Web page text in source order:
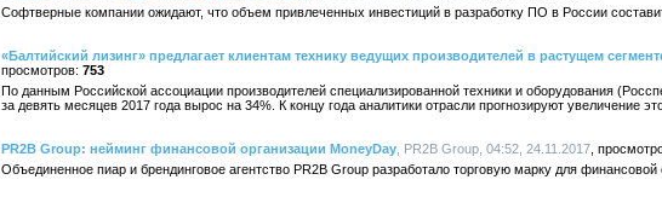
Софтверные компании ожидают, что объем привлеченных инвестиций в разработку ПО в России
«Балтийский лизинг» предлагает клиентам технику ведущих производителей в растущем
753
По данным Российской ассоциации производителей специализированной техники и оборудования
за девять месяцев 2017 года вырос на 34%. К концу года аналитики отрасли прогнозируют увеличение
PR2B Group: нейминг финансовой организации MoneyDay , PR2B Group, 04:52, 24.11.2017
Объединенное пиар и брендинговое агентство PR2B Group разработало торговую марку для финансовой